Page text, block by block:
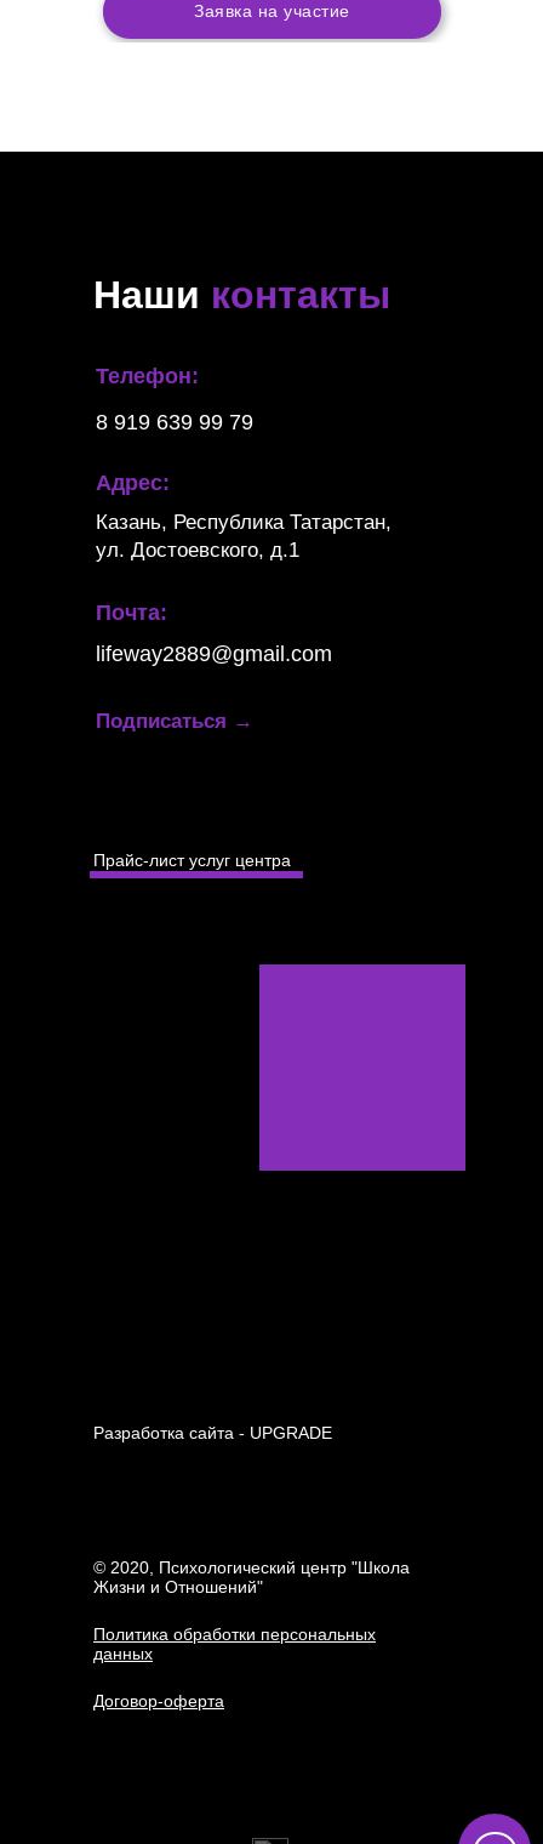
Заявка на участие
Адрес:
Казань, Республика Татарстан,
ул. Достоевского, д.1
Подписаться →
Телефон:
8 919 639 99 79
© 2020, Психологический центр "Школа
Жизни и Отношений"
Политика обработки персональных
данных
Почта:
lifeway2889@gmail.com
Наши контакты
Прайс-лист услуг центра
Договор-оферта
Разработка сайта - UPGRADE